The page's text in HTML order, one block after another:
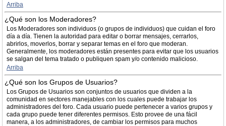
Arriba
¿Qué son los Moderadores?
Los Moderadores son individuos (o grupos de individuos) que cuidan el foro
día a día. Tienen la autoridad para editar o borrar mensajes, cerrarlos,
abrirlos, moverlos, borrar y separar temas en el foro que moderan.
Generalmente, los moderadores están presentes para evitar que los usuarios
se salgan del tema tratado o publiquen spam y/o contenido malicioso.
Arriba
¿Qué son los Grupos de Usuarios?
Los Grupos de Usuarios son conjuntos de usuarios que dividen a la
comunidad en sectores manejables con los cuales puede trabajar los
administradores del foro. Cada usuario puede pertenecer a varios grupos y
cada grupo puede tener diferentes permisos. Esto provee de una fácil
manera, a los administradores, de cambiar los permisos para muchos